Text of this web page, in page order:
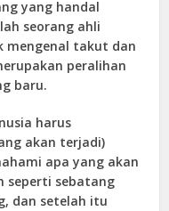
yang handal
seorang ahli
mengenal takut dan
peralihan
baru.
harus
akan terjadi)
apa yang akan
seperti sebatang
dan setelah itu